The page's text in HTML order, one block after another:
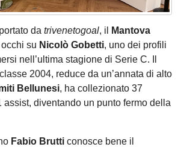
da trivenetogoal, il
Mantova
su Nicolò Gobetti, uno dei profili
nell’ultima stagione di Serie C. Il
2004, reduce da un’annata di alto
Bellunesi, ha collezionato 37
assist, diventando un punto fermo della
Fabio Brutti conosce bene il